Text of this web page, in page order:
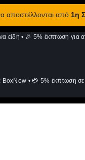
αποστέλλονται από 1η
είδη • 🎉 5% έκπτωση για
BoxNow • 💳 5% έκπτωση